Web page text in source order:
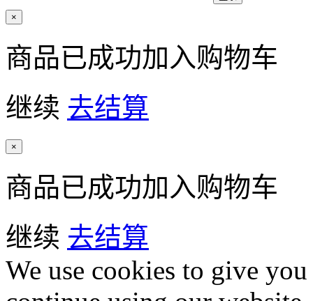
×
商品已成功加入购物车
继续 去结算
×
商品已成功加入购物车
继续 去结算
We use cookies to give